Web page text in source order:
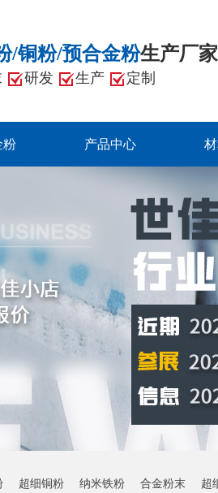
/铜粉/预合金粉生产厂家
研发 生产 定制
粉 产品中心
超细铜粉 纳米铁粉 合金粉末 超